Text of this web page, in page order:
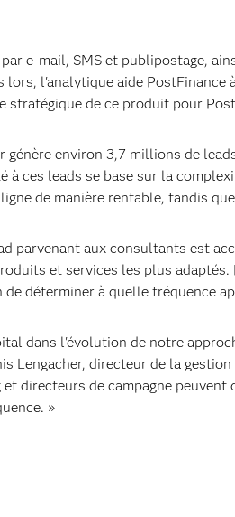
e-mail, SMS et publipostage,
lors, l'analytique aide
stratégique de ce produit pour
génère environ 3,7 millions de
à ces leads se base sur la
de manière rentable, tandis
parvenant aux consultants est
et services les plus
déterminer à quelle fréquence
dans l'évolution de notre
Lengacher, directeur de la
directeurs de campagne
»